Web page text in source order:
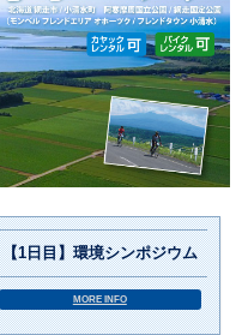
【1日目】環境シンポジウム
MORE INFO